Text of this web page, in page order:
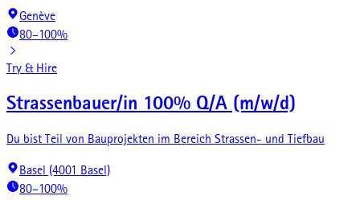
Genève
80–100%
Try & Hire
Strassenbauer/in 100% Q/A (m/w/d)
Du bist Teil von Bauprojekten im Bereich Strassen- und Tiefbau
Basel (4001 Basel)
80–100%